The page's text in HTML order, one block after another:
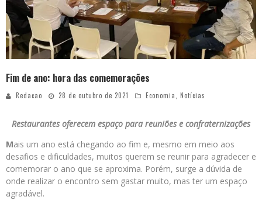
Fim de ano: hora das comemorações
Redacao 28 de outubro de 2021 Economia, Notícias
Restaurantes oferecem espaço para reuniões e confraternizações
Mais um ano está chegando ao fim e, mesmo em meio aos
desafios e dificuldades, muitos querem se reunir para agradecer e
comemorar o ano que se aproxima. Porém, surge a dúvida de
onde realizar o encontro sem gastar muito, mas ter um espaço
agradável.